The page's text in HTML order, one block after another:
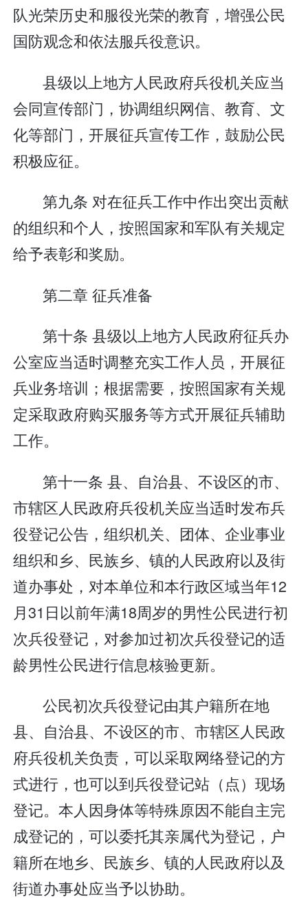
队光荣历史和服役光荣的教育，增强公民
国防观念和依法服兵役意识。
县级以上地方人民政府兵役机关应当
会同宣传部门，协调组织网信、教育、文
化等部门，开展征兵宣传工作，鼓励公民
积极应征。
第九条 对在征兵工作中作出突出贡献
的组织和个人，按照国家和军队有关规定
给予表彰和奖励。
第二章 征兵准备
第十条 县级以上地方人民政府征兵办
公室应当适时调整充实工作人员，开展征
兵业务培训；根据需要，按照国家有关规
定采取政府购买服务等方式开展征兵辅助
工作。
第十一条 县、自治县、不设区的市、
市辖区人民政府兵役机关应当适时发布兵
役登记公告，组织机关、团体、企业事业
组织和乡、民族乡、镇的人民政府以及街
道办事处，对本单位和本行政区域当年12
月31日以前年满18周岁的男性公民进行初
次兵役登记，对参加过初次兵役登记的适
龄男性公民进行信息核验更新。
公民初次兵役登记由其户籍所在地
县、自治县、不设区的市、市辖区人民政
府兵役机关负责，可以采取网络登记的方
式进行，也可以到兵役登记站（点）现场
登记。本人因身体等特殊原因不能自主完
成登记的，可以委托其亲属代为登记，户
籍所在地乡、民族乡、镇的人民政府以及
街道办事处应当予以协助。